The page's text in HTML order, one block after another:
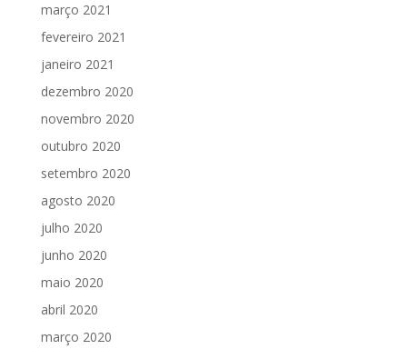
março 2021
fevereiro 2021
janeiro 2021
dezembro 2020
novembro 2020
outubro 2020
setembro 2020
agosto 2020
julho 2020
junho 2020
maio 2020
abril 2020
março 2020